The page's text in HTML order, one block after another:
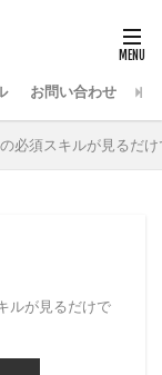
お問い合わせ
必須スキルが見るだ
ルが見るだけで